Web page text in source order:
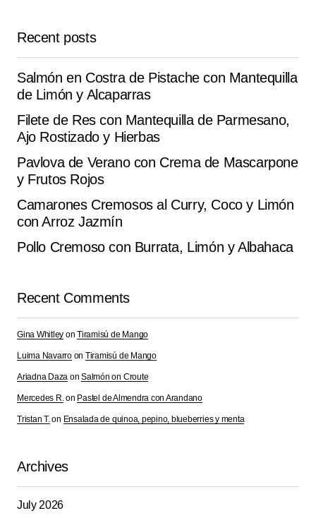
Submit Comment
Recent posts
Salmón en Costra de Pistache con Mantequilla
de Limón y Alcaparras
Filete de Res con Mantequilla de Parmesano,
Ajo Rostizado y Hierbas
Pavlova de Verano con Crema de Mascarpone
y Frutos Rojos
Camarones Cremosos al Curry, Coco y Limón
con Arroz Jazmín
Pollo Cremoso con Burrata, Limón y Albahaca
Recent Comments
Gina Whitley onTiramisú de Mango
Luima Navarroon Tiramisú de Mango
Ariadna Daza onSalmón on Croute
Mercedes R.on Pastel de Almendra con Arandano
Tristan T.on Ensalada de quinoa, pepino, blueberries y menta
Archives
July 2026